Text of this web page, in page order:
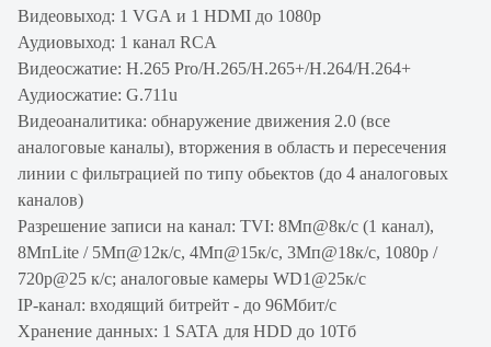
Видеовыход: 1 VGA и 1 HDMI до 1080p
Аудиовыход: 1 канал RCA
Видеосжатие: H.265 Pro/H.265/H.265+/H.264/H.264+
Аудиосжатие: G.711u
Видеоаналитика: обнаружение движения 2.0 (все
аналоговые каналы), вторжения в область и пересечения
линии c фильтрацией по типу обьектов (до 4 аналоговых
каналов)
Разрешение записи на канал: TVI: 8Мп@8к/с (1 канал),
8МпLite / 5Мп@12к/с, 4Мп@15к/с, 3Мп@18к/с, 1080p /
720p@25 к/с; аналоговые камеры WD1@25к/с
IP-канал: входящий битрейт - до 96Мбит/с
Хранение данных: 1 SATA для HDD до 10Тб